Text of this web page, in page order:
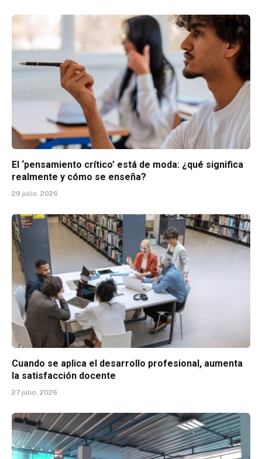
El ‘pensamiento crítico’ está de moda: ¿qué significa
realmente y cómo se enseña?
29 julio, 2026
Cuando se aplica el desarrollo profesional, aumenta
la satisfacción docente
27 julio, 2026